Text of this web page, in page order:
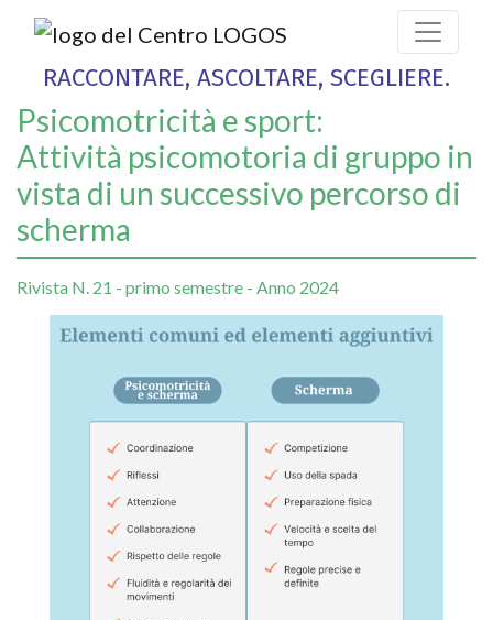
RACCONTARE, ASCOLTARE, SCEGLIERE.
Psicomotricità e sport:
Attività psicomotoria di gruppo in
vista di un successivo percorso di
scherma
Rivista N. 21 - primo semestre - Anno 2024